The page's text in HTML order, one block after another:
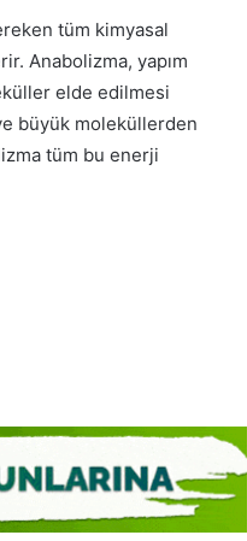
tüm kimyasal
Anabolizma, yapım
elde edilmesi
büyük moleküllerden
tüm bu enerji